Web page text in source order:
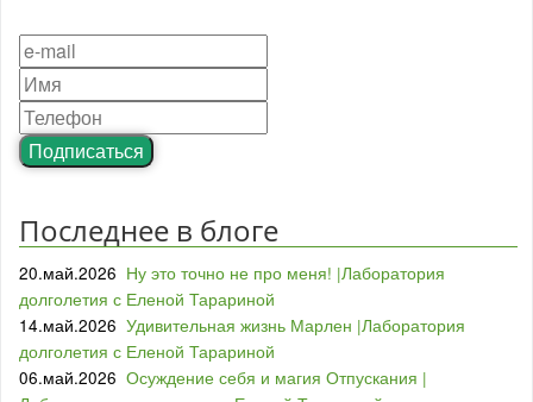
Подписаться
Последнее в блоге
20.май.2026 Ну это точно не про меня! |Лаборатория
долголетия с Еленой Тарариной
14.май.2026 Удивительная жизнь Марлен |Лаборатория
долголетия с Еленой Тарариной
06.май.2026 Осуждение себя и магия Отпускания |